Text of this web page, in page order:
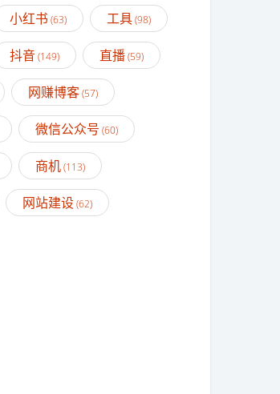
小红书 (63) 工具(98)
抖音(149) 直播(59)
网赚博客(57)
微信公众号 (60)
商机(113)
网站建设(62)